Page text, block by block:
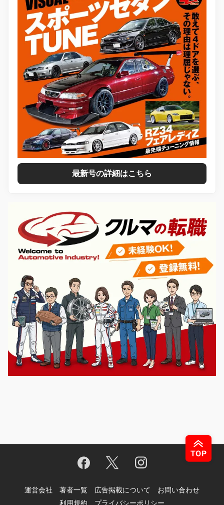
最新号の詳細はこちら
運営会社 著者一覧 広告掲載について
お問い合わせ
利用規約
プライバシーポリシー